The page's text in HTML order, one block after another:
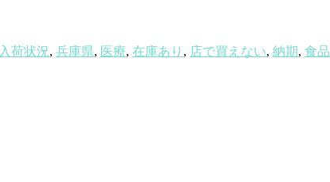
入荷状況, 兵庫県, 医療, 在庫あり , 店で買えない, 納期, 食品